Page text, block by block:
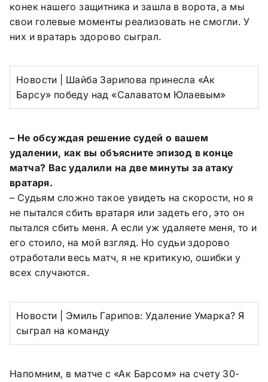
конек нашего защитника и зашла в ворота, а мы
свои голевые моменты реализовать не смогли. У
них и вратарь здорово сыграл.
Новости | Шайба Зарипова принесла «Ак
Барсу» победу над «Салаватом Юлаевым»
– Не обсуждая решение судей о вашем
удалении, как вы объясните эпизод в конце
матча? Вас удалили на две минуты за атаку
вратаря.
– Судьям сложно такое увидеть на скорости, но я
не пытался сбить вратаря или задеть его, это он
пытался сбить меня. А если уж удаляете меня, то и
его стоило, на мой взгляд. Но судьи здорово
отработали весь матч, я не критикую, ошибки у
всех случаются.
Новости | Эмиль Гарипов: Удаление Умарка? Я
сыграл на команду
Напомним, в матче с «Ак Барсом» на счету 30-